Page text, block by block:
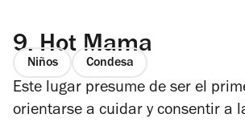
9. Hot Mama
Niños Condesa
Este lugar presume de ser el
orientarse a cuidar y consentir a